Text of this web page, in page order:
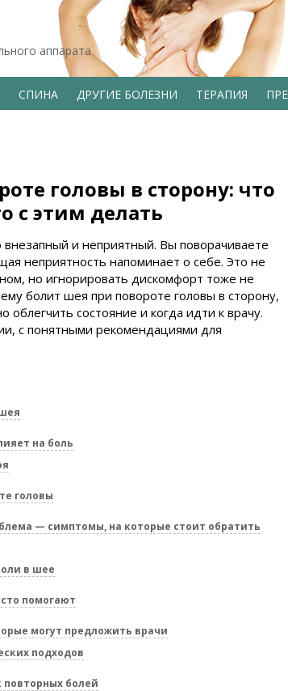
аппарата
СПИНА ДРУГИЕ БОЛЕЗНИ ТЕРАПИЯ
головы в сторону: что
с этим делать
и неприятный. Вы поворачиваете
неприятность напоминает о себе. Это не
но игнорировать дискомфорт тоже не
болит шея при повороте головы в сторону,
состояние и когда идти к врачу.
с понятными рекомендациями для
на боль
головы
— симптомы, на которые стоит обратить
в шее
помогают
могут предложить врачи
подходов
болей